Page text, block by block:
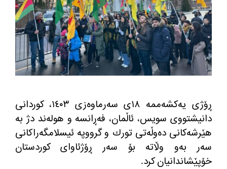
ڕۆژی یه‌كشه‌ممه‌ ١٨ی سه‌رماوه‌زی ١٤٠٣، كوردانی
دانیشتووی سویس، ئاڵمان، فه‌ڕانسه و هوله‌ند دژ به‌
هێرشه‌كانی ده‌وڵه‌تی تورك و گرووپه ئیسلامگه‌راكانی
سه‌ر به‌و وڵاته بۆ سه‌ر ڕۆژئاوای كوردستان
خۆپێشاندانیان كرد.